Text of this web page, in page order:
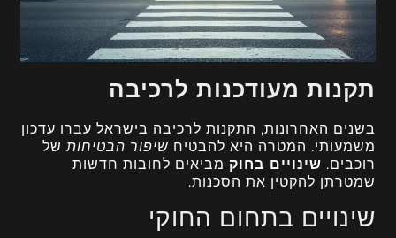
תקנות מעודכנות לרכיבה
בשנים האחרונות, התקנות לרכיבה בישראל עברו עדכון
משמעותי. המטרה היא להבטיח שיפור הבטיחותשל
רוכבים. שינויים בחוק מביאים לחובות חדשות
שמטרתן להקטין את הסכנות.
שינויים בתחום החוקי